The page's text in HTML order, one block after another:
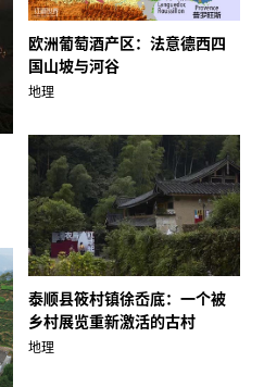
欧洲葡萄酒产区：法意德西四
国山坡与河谷
地理
泰顺县筱村镇徐岙底：一个被
乡村展览重新激活的古村
地理